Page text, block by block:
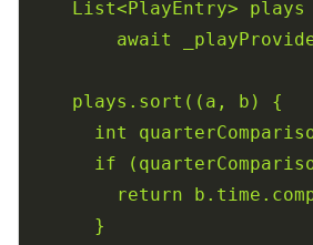
List<PlayEntry> plays
await
plays.sort((a, b)
{
int
if
return
}